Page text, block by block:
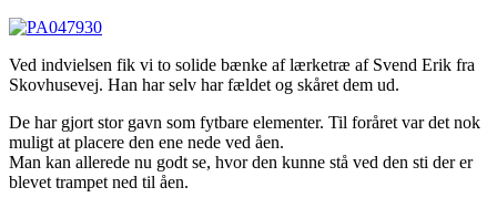
Ved indvielsen fik vi to solide bænke af lærketræ af Svend Erik fra
Skovhusevej. Han har selv har fældet og skåret dem ud.
De har gjort stor gavn som fytbare elementer. Til foråret var det nok
muligt at placere den ene nede ved åen.
Man kan allerede nu godt se, hvor den kunne stå ved den sti der er
blevet trampet ned til åen.